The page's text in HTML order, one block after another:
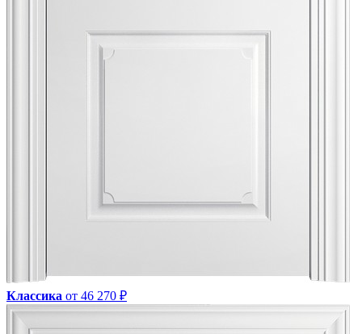
Классика от 46 270 ₽